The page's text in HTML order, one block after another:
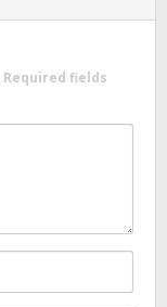
Required fields